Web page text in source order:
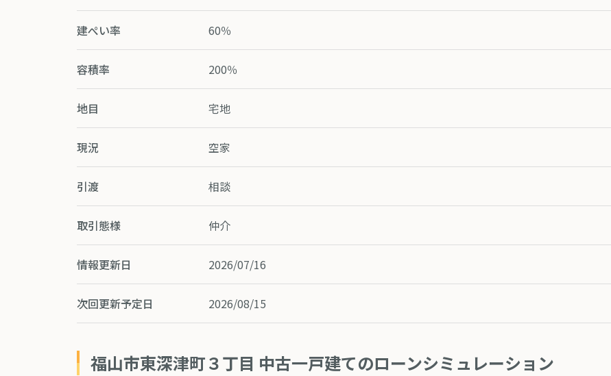
建ぺい率 60％
容積率 200％
地目 宅地
現況 空家
引渡 相談
取引態様 仲介
情報更新日 2026/07/16
次回更新予定日 2026/08/15
福山市東深津町３丁目 中古一戸建てのローンシミュレーション